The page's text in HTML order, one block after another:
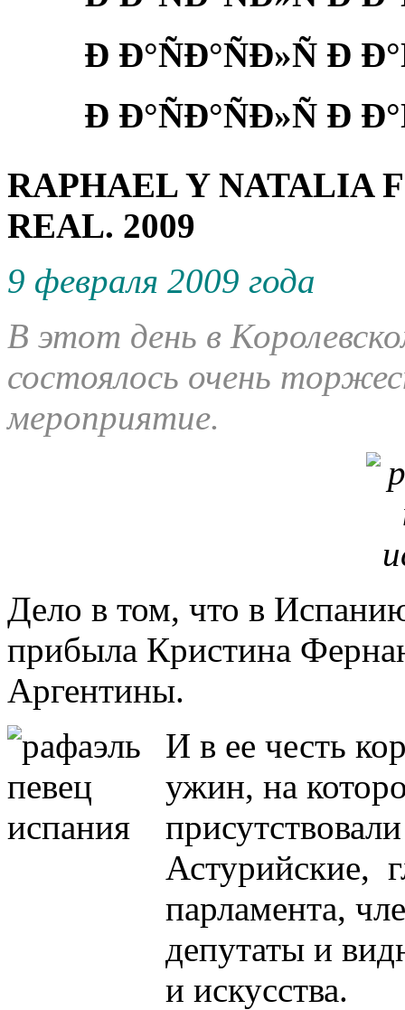
RAPHAEL Y NATALIA
REAL. 2009
9 февраля 2009 года
В этот день в
состоялось очень
мероприятие.
Дело в том, что в
прибыла Кристина
Аргентины.
И в ее честь
ужин, на
Астурийские,
парламента,
депутаты и
и искусства.